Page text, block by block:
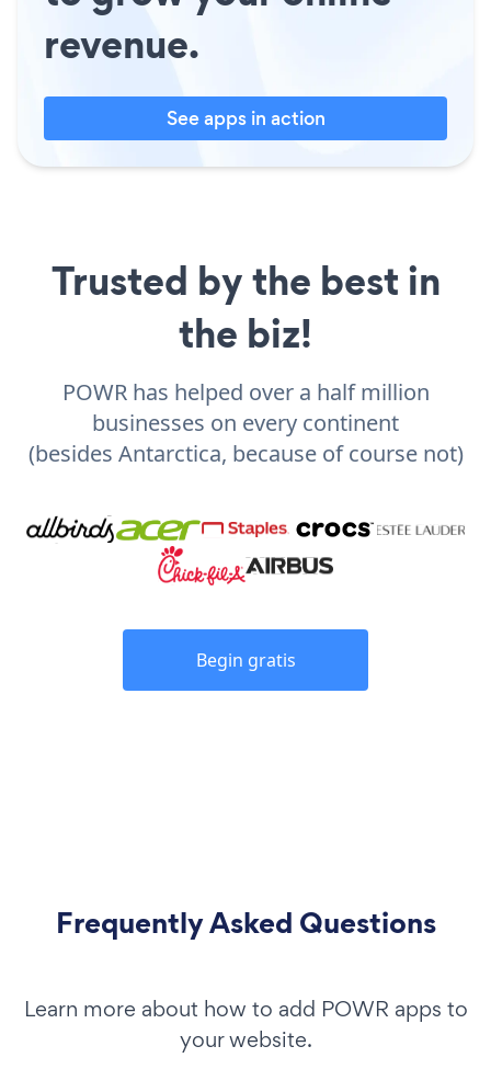
revenue.
See apps in action
Trusted by the best in
the biz!
POWR has helped over a half million
businesses on every continent
(besides Antarctica, because of course not)
Begin gratis
Frequently Asked Questions
Learn more about how to add POWR apps to
your website.